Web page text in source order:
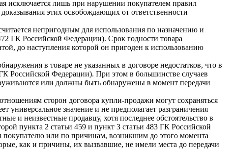
исключается лишь при нарушении покупателем правил
этих освобождающих от ответственности
непригодным для использования по назначению и
ГК Российской Федерации). Срок годности товара
до наступления которой он пригоден к использованию
в товаре не указанных в договоре недостатков, что в
Российской Федерации). При этом в большинстве случаев
или должны быть обнаружены в момент передачи
сторон договора купли-продажи могут сохраняться
универсальное значение и не предполагает разграничения
и неизвестные продавцу, хотя последнее обстоятельство в
пункта 2 статьи 459 и пункт 3 статьи 483 ГК Российской
покупателю или по причинам, возникшим до этого момента
как и причины, их вызвавшие, не имели места до передачи